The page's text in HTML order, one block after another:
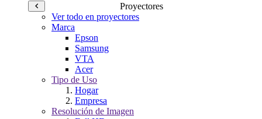
Proyectores
Ver todo en proyectores
Marca
Epson
Samsung
VTA
Acer
Tipo de Uso
Hogar
Empresa
Resolución de Imagen